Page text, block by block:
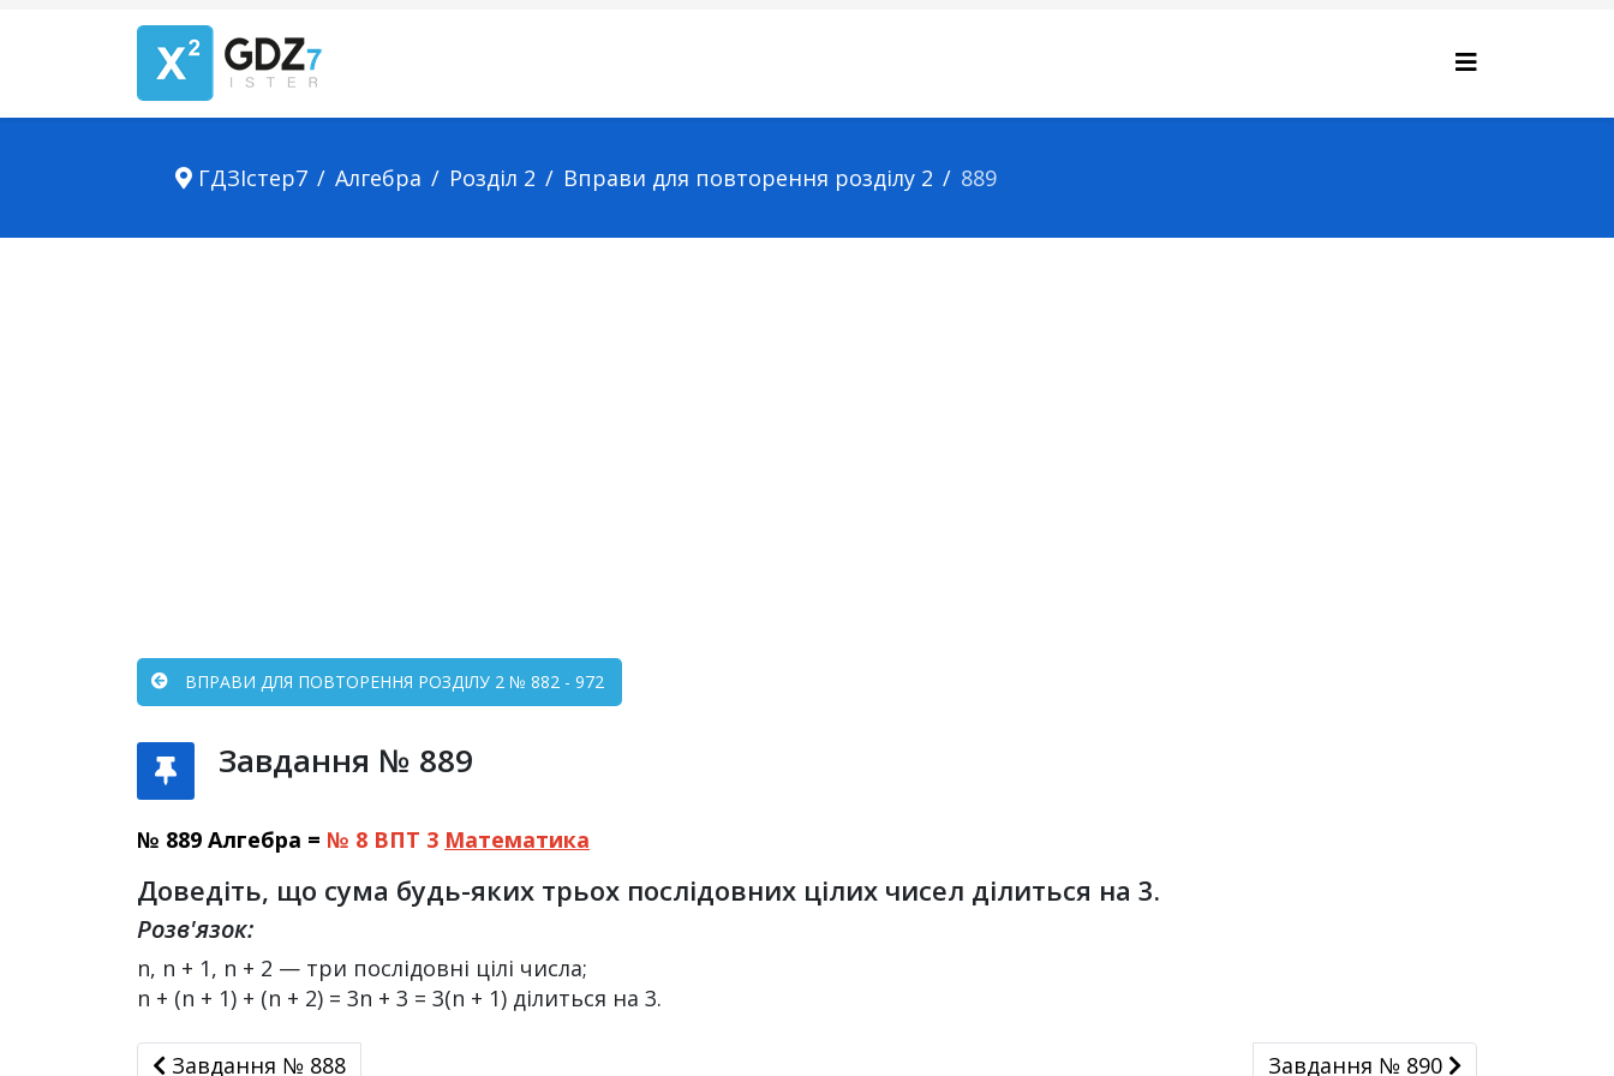
ГДЗІстер7 Алгебра Розділ 2 Вправи для повторення розділу 2 889
ВПРАВИ ДЛЯ ПОВТОРЕННЯ РОЗДІЛУ 2 № 882 - 972
Завдання № 889
№ 889 Алгебра = № 8 ВПТ 3 Математика
Доведіть, що сума будь-яких трьох послідовних цілих чисел ділиться на 3.
Розв'язок:
n, n + 1, n + 2 — три послідовні цілі числа;
n + (n + 1) + (n + 2) = 3n + 3 = 3(n + 1) ділиться на 3.
Завдання № 888
Завдання № 888 Завдання № 890
Завдання № 890